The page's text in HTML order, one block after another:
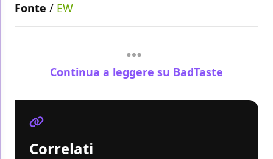
Fonte / EW
Continua a leggere su BadTaste
Correlati